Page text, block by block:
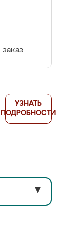
УЗНАТЬ
ПОДРОБНОСТИ
▼